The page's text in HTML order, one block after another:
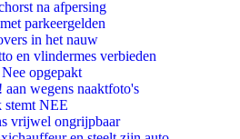
na afpersing
parkeergelden
in het nauw
en vlindermes verbieden
opgepakt
wegens naaktfoto's
NEE
vrijwel ongrijpbaar